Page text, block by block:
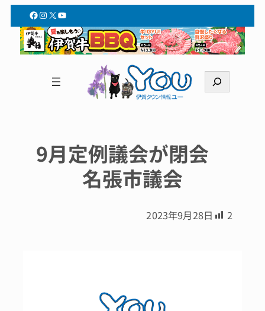
Facebook
Instagram
X YouTube
索
9月定例議会が閉会
名張市議会
2023年9月28日 2